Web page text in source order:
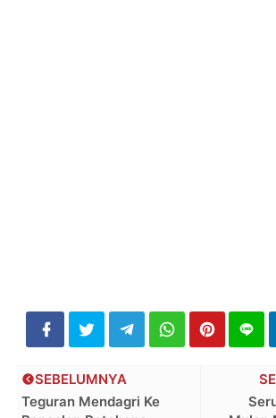
SEBELUMNYA
Teguran Mendagri Ke